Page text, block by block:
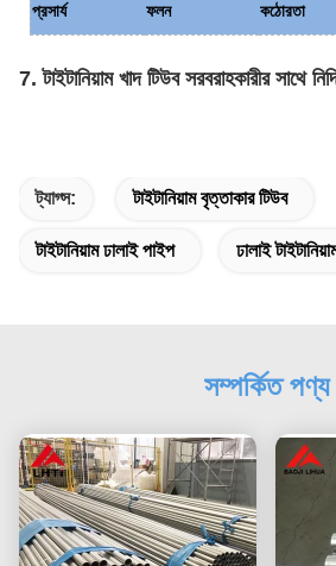
প্রসার্য ফলন কঠোরতা
7. টাইটানিয়াম খাদ টিউব সরবরাহকারীর সাথে
ট্যাগ্স: টাইটানিয়াম বৃত্তাকার টিউব
টাইটানিয়াম ঢালাই পাইপ ঢালাই
সম্পর্কিত পণ্য